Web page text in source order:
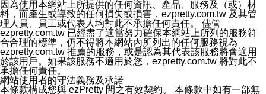
十二、隱私權聲明的更新
本公司將不定時更新隱私權聲明，以反映服務的變更和顧
客的意見反應。當本公司更新此隱私權聲明，您將在
ezPretty網站 首頁上看到隱私權聲明連結旁的 "updated"
註記。如果聲明的內容有所變更，或是處理您個人資訊的
方式有所變動，本公司一定會先更新隱私權聲明才會接著
執行該項變更措施。本公司鼓勵您定期檢視隱私權聲明，
以得知 ezPretty 網站如何保護您的個人資訊。
十三、自我保護措施
因為使用本網站上所提供的任何資訊、產品、服務及（或）材
料，而產生或導致的任何損失或損害，ezpretty.com.tw 及其管
理人員、員工或代表人均對此不承擔任何責任。 儘管
ezpretty.com.tw 已經盡了適當努力確保本網站上所列的服務符
合合理的標準，仍不得將本網站內所列出的任何服務視為
ezpretty.com.tw 推薦的服務，或是認為其代表該服務將會適用
於該用戶。如果該服務不適用於您，ezpretty.com.tw 將對此不
承擔任何責任。
網站使用者的守法義務及承諾
本條款構成您與 ezPretty 間之有效契約。 本條款中如有一部無